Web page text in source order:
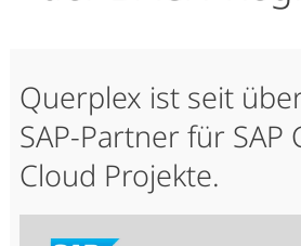
Querplex ist seit
SAP-Partner für SAP
Cloud Projekte.